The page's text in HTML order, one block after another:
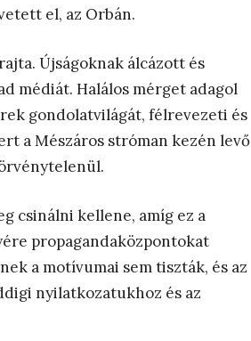
el, az Orbán.
Újságoknak álcázott és
médiát. Halálos mérget adagol
gondolatvilágát, félrevezeti és
a Mészáros stróman kezén levő
csinálni kellene, amíg ez a
propagandaközpontokat
a motívumai sem tiszták, és az
nyilatkozatukhoz és az